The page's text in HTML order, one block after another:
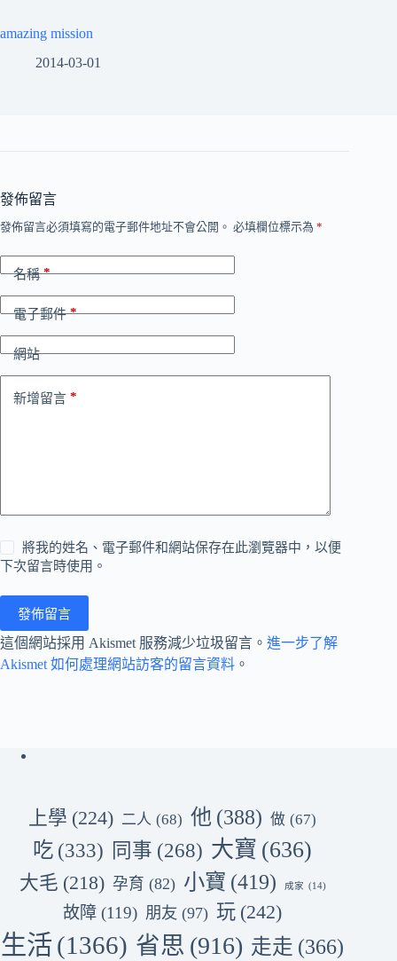
amazing mission
2014-03-01
發佈留言
發佈留言必須填寫的電子郵件地址不會公開。 必填欄位標示為 *
名稱*
電子郵件*
網站
新增留言 *
將我的姓名、電子郵件和網站保存在此瀏覽器中，以便
下次留言時使用。
發佈留言
這個網站採用 Akismet 服務減少垃圾留言。 進一步了解
Akismet 如何處理網站訪客的留言資料 。
上學 (224) 二人 (68) 他 (388) 做 (67)
吃 (333) 同事 (268) 大寶 (636)
大毛 (218) 孕育 (82) 小寶 (419) 成家 (14)
故障 (119) 朋友 (97) 玩 (242)
生活 (1366) 省思 (916) 走走 (366)